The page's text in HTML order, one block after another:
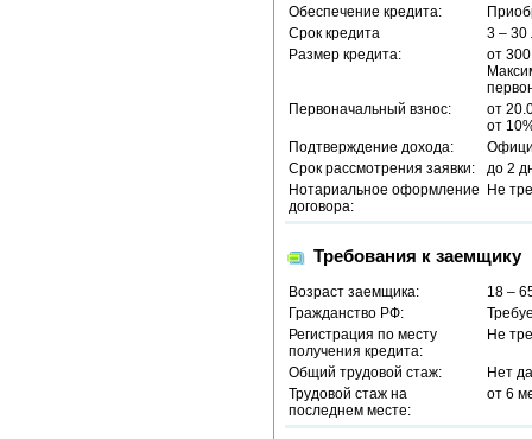
Обеспечение кредита:
Срок кредита
3 – 30
Размер кредита:
от
Первоначальный взнос:
от
от
Подтверждение дохода:
Срок рассмотрения заявки:
до 2
Нотариальное оформление
договора:
Не
Требования к заемщику
Возраст заемщика:
18 –
Гражданство РФ:
Регистрация по месту
получения кредита:
Не
Общий трудовой стаж:
Нет
Трудовой стаж на
последнем месте:
от 6